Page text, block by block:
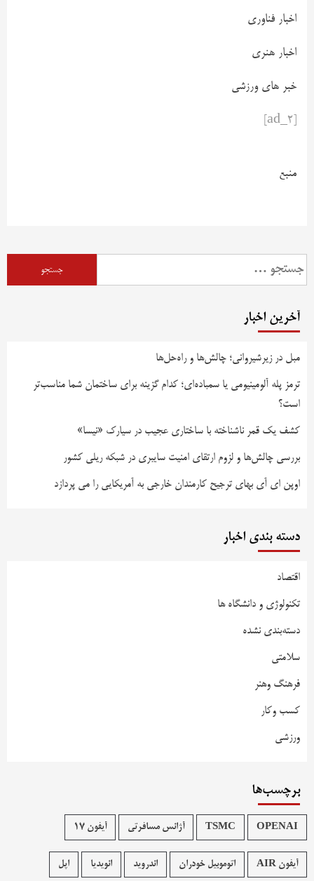
اخبار فناوری
اخبار هنری
خبر های ورزشی
منبع
آخرین اخبار
مبل در زیرشیروانی؛ چالش‌ها و راه‌حل‌ها
ترمز پله آلومینیومی یا سمباده‌ای؛ کدام گزینه برای ساختمان شما مناسب‌تر
است؟
کشف یک قمر ناشناخته با ساختاری عجیب در سیارک «نیسا»
بررسی چالش‌ها و لزوم ارتقای امنیت سایبری در شبکه ریلی کشور
اوپن ای آی بهای ترجیح کارمندان خارجی به آمریکایی را می پردازد
دسته بندی اخبار
اقتصاد
تکنولوژی و دانشگاه ها
دسته‌بندی نشده
سلامتی
فرهنگ وهنر
کسب وکار
ورزشی
برچسب‌ها
OPENAI
TSMC آژانس مسافرتی آیفون 17
آیفون AIR اتوموبیل خودران اندروید انویدیا اپل